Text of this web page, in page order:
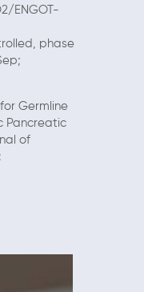
ENGOT-
phase
Germline
Pancreatic
of